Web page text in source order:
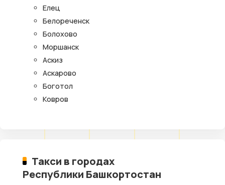
Елец
Белореченск
Болохово
Моршанск
Аскиз
Аскарово
Боготол
Ковров
Такси в городах
Республики Башкортостан